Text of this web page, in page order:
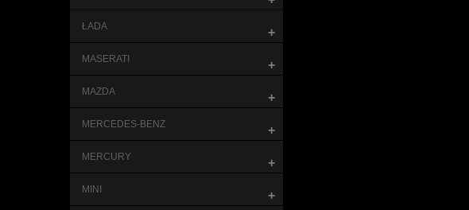
ŁADA +
MASERATI +
MAZDA +
MERCEDES-BENZ +
MERCURY +
MINI +